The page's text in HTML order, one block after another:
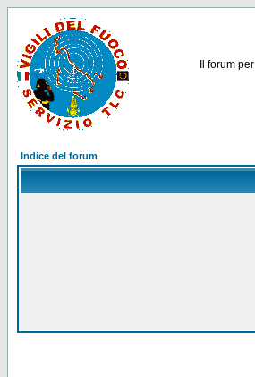
Il forum per
Indice del forum